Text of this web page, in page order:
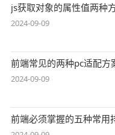
js获取对象的属性值两种
2024-09-09
前端常见的两种pc适配方
2024-09-09
前端必须掌握的五种常用